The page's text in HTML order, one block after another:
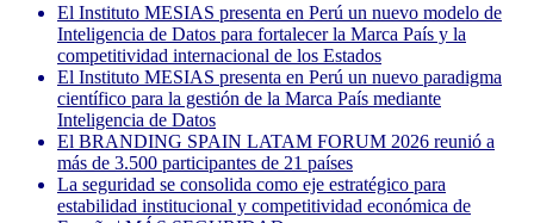
El Instituto MESIAS presenta en Perú un nuevo modelo de
Inteligencia de Datos para fortalecer la Marca País y la
competitividad internacional de los Estados
El Instituto MESIAS presenta en Perú un nuevo paradigma
científico para la gestión de la Marca País mediante
Inteligencia de Datos
El BRANDING SPAIN LATAM FORUM 2026 reunió a
más de 3.500 participantes de 21 países
La seguridad se consolida como eje estratégico para
estabilidad institucional y competitividad económica de